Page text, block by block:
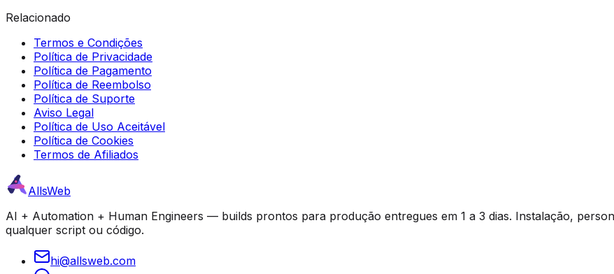
Relacionado
Termos e Condições
Política de Privacidade
Política de Pagamento
Política de Reembolso
Política de Suporte
Aviso Legal
Política de Uso Aceitável
Política de Cookies
Termos de Afiliados
AllsWeb
AI + Automation + Human Engineers — builds prontos para produção entregues em 1 a 3 dias. Instalação,
qualquer script ou código.
hi@allsweb.com